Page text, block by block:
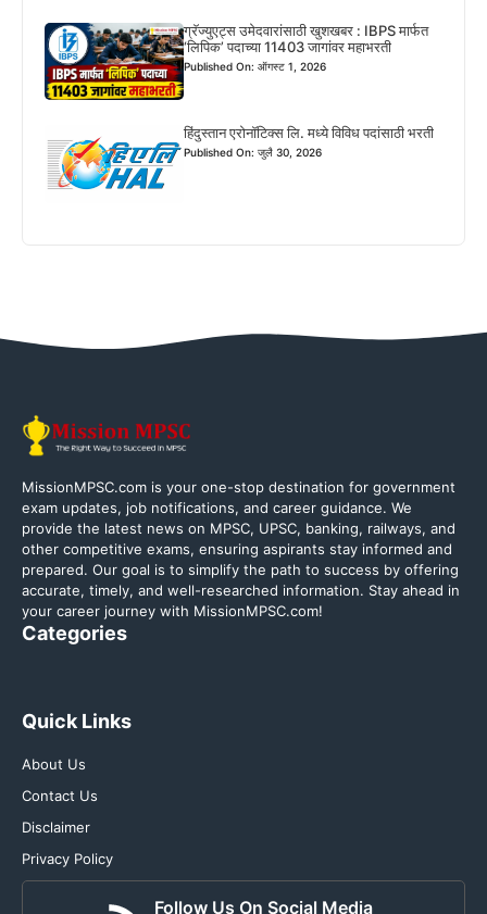
ग्रॅज्युएट्स उमेदवारांसाठी खुशखबर : IBPS मार्फत
‘लिपिक’ पदाच्या 11403 जागांवर महाभरती
Published On: ऑगस्ट 1, 2026
हिंदुस्तान एरोनॉटिक्स लि. मध्ये विविध पदांसाठी भरती
Published On: जुलै 30, 2026
MissionMPSC.com is your one-stop destination for government
exam updates, job notifications, and career guidance. We
provide the latest news on MPSC, UPSC, banking, railways, and
other competitive exams, ensuring aspirants stay informed and
prepared. Our goal is to simplify the path to success by offering
accurate, timely, and well-researched information. Stay ahead in
your career journey with MissionMPSC.com!
Categories
Quick Links
About Us
Contact Us
Disclaimer
Privacy Policy
Follow Us On Social Media